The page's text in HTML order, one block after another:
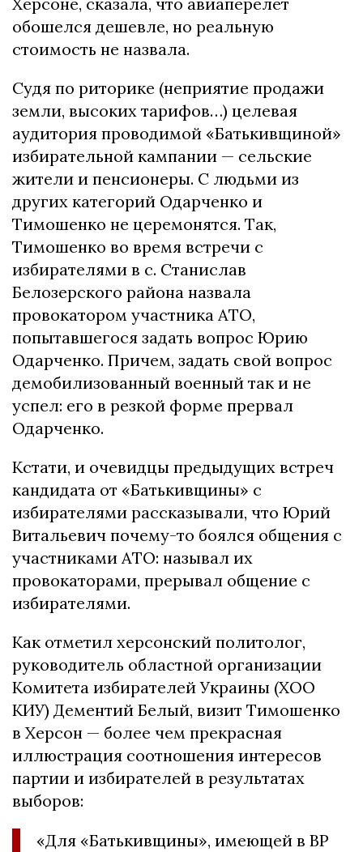
обошелся дешевле, но реальную
стоимость не назвала.
Судя по риторике (неприятие продажи
земли, высоких тарифов…) целевая
аудитория проводимой «Батькивщиной»
избирательной кампании — сельские
жители и пенсионеры. С людьми из
других категорий Одарченко и
Тимошенко не церемонятся. Так,
Тимошенко во время встречи с
избирателями в с. Станислав
Белозерского района назвала
провокатором участника АТО,
попытавшегося задать вопрос Юрию
Одарченко. Причем, задать свой вопрос
демобилизованный военный так и не
успел: его в резкой форме прервал
Одарченко.
Кстати, и очевидцы предыдущих встреч
кандидата от «Батькивщины» с
избирателями рассказывали, что Юрий
Витальевич почему-то боялся общения с
участниками АТО: называл их
провокаторами, прерывал общение с
избирателями.
Как отметил херсонский политолог,
руководитель областной организации
Комитета избирателей Украины (ХОО
КИУ) Дементий Белый, визит Тимошенко
в Херсон — более чем прекрасная
иллюстрация соотношения интересов
партии и избирателей в результатах
выборов:
«Для «Батькивщины», имеющей в ВР